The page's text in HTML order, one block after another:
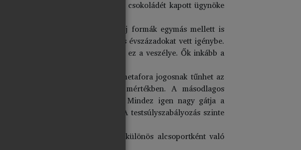
kapták, rádiója drótján át 5 kg csokoládét kapott ügynöke
is voltak, melyekben a régi és új formák egymás mellett is
keretbe való kerülés évszázadokat vett igénybe.
értelmezésének megvan ez a veszélye. Ők inkább a
ennyiben ez a különös metafora jogosnak tűnhet az
bár nem ilyen feltűnő mértékben. A másodlagos
annak vágyáig erősödik fel. Mindez igen nagy gátja a
változást sikerült elérni. A testsúlyszabályozás szinte
változást nem értek el.
A „modern éhezőművészek” különös alcsoportként való